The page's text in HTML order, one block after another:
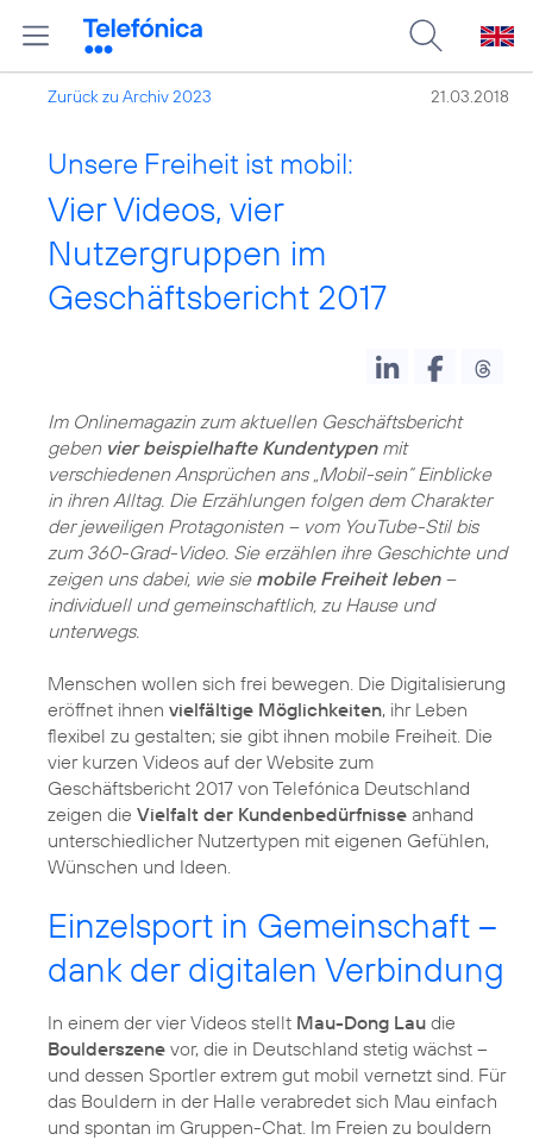
Zurück zu Archiv 2023 21.03.2018
Unsere Freiheit ist mobil:
Vier Videos, vier
Nutzergruppen im
Geschäftsbericht 2017
Im Onlinemagazin zum aktuellen Geschäftsbericht
geben vier beispielhafte Kundentypenmit
verschiedenen Ansprüchen ans „Mobil-sein“ Einblicke
in ihren Alltag. Die Erzählungen folgen dem Charakter
der jeweiligen Protagonisten – vom YouTube-Stil bis
zum 360-Grad-Video. Sie erzählen ihre Geschichte und
zeigen uns dabei, wie sie mobile Freiheit leben–
individuell und gemeinschaftlich, zu Hause und
unterwegs.
Menschen wollen sich frei bewegen. Die Digitalisierung
eröffnet ihnen vielfältige Möglichkeiten, ihr Leben
flexibel zu gestalten; sie gibt ihnen mobile Freiheit. Die
vier kurzen Videos auf der Website zum
Geschäftsbericht 2017 von Telefónica Deutschland
zeigen die Vielfalt der Kundenbedürfnisse anhand
unterschiedlicher Nutzertypen mit eigenen Gefühlen,
Wünschen und Ideen.
Einzelsport in Gemeinschaft –
dank der digitalen Verbindung
In einem der vier Videos stellt Mau-Dong Lau die
Boulderszene vor, die in Deutschland stetig wächst –
und dessen Sportler extrem gut mobil vernetzt sind. Für
das Bouldern in der Halle verabredet sich Mau einfach
und spontan im Gruppen-Chat. Im Freien zu bouldern